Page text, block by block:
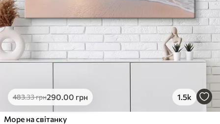
483.33грн290.00 грн 1.5k
Море на світанку